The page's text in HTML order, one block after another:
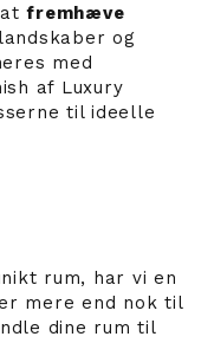
atfremhæve
og
med
af Luxury
til ideelle
rum, har vi en
mere end nok til
dine rum til